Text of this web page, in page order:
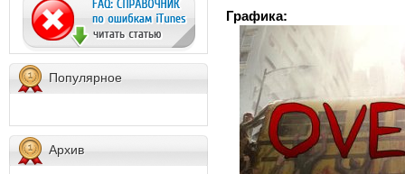
Популярное
Архив
Графика: